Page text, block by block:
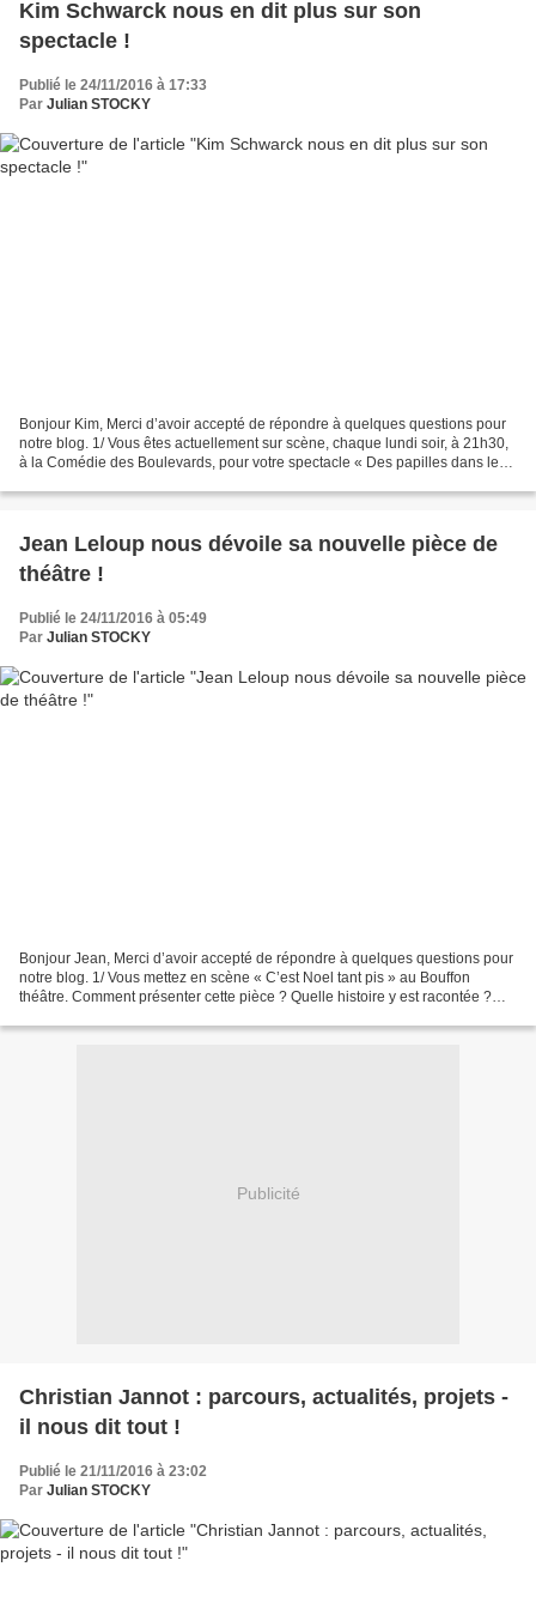
Kim Schwarck nous en dit plus sur son
spectacle !
Publié le 24/11/2016 à 17:33
Par Julian STOCKY
Bonjour Kim, Merci d’avoir accepté de répondre à quelques questions pour
notre blog. 1/ Vous êtes actuellement sur scène, chaque lundi soir, à 21h30,
à la Comédie des Boulevards, pour votre spectacle « Des papilles dans le
Jean Leloup nous dévoile sa nouvelle pièce de
théâtre !
Publié le 24/11/2016 à 05:49
Par Julian STOCKY
Bonjour Jean, Merci d’avoir accepté de répondre à quelques questions pour
notre blog. 1/ Vous mettez en scène « C’est Noel tant pis » au Bouffon
théâtre. Comment présenter cette pièce ? Quelle histoire y est racontée ?
Publicité
Christian Jannot : parcours, actualités, projets -
il nous dit tout !
Publié le 21/11/2016 à 23:02
Par Julian STOCKY